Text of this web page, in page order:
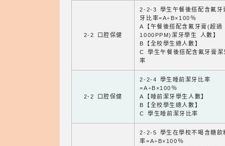
2-2 口腔保健
2-2-3 學生午餐後搭配含氟牙
牙比率=A÷B×100％
A【午餐後搭配含氟牙膏(超過
1000PPM)潔牙學生 人數】
B【全校學生總人數】
C 學生午餐後搭配含氟牙膏潔
率
2-2 口腔保健
2-2-4 學生睡前潔牙比率
=A÷B×100％
A【睡前潔牙學生人數】
B【全校學生總人數】
C 學生睡前潔牙比率
2-2-5 學生在學校不喝含糖飲
率=A÷B×100％